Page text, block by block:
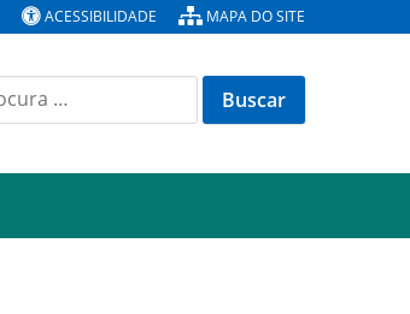
ACESSIBILIDADE MAPA DO SITE